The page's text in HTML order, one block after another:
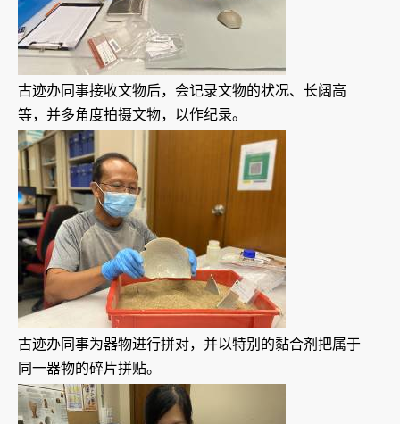
古迹办同事接收文物后，会记录文物的状况、长阔高
等，并多角度拍摄文物，以作纪录。
古迹办同事为器物进行拼对，并以特别的黏合剂把属于
同一器物的碎片拼贴。